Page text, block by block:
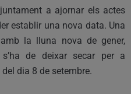
a ajornar els actes
establir una nova data. Una
la lluna nova de gener,
de deixar secar per a
dia 8 de setembre.